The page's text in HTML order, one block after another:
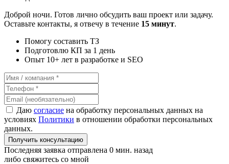
Доброй ночи. Готов лично обсудить ваш проект или задачу.
Оставьте контакты, я отвечу в течение 15 минут.
Помогу составить ТЗ
Подготовлю КП за 1 день
Опыт 10+ лет в разработке и SEO
Даю согласие на обработку персональных данных на
условиях Политики в отношении обработки персональных
данных.
Получить консультацию
Последняя заявка отправлена 0 мин. назад
либо свяжитесь со мной